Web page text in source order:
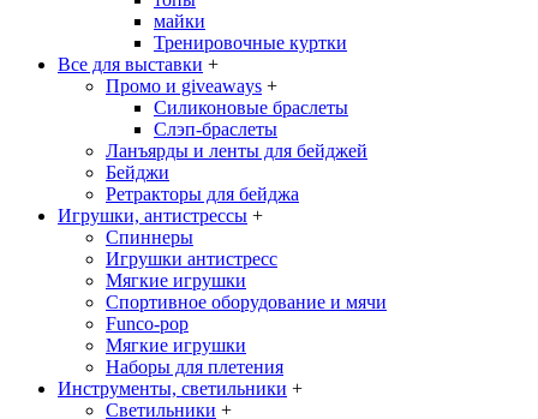
майки
Тренировочные куртки
Все для выставки +
Промо и giveaways +
Силиконовые браслеты
Cлэп-браслеты
Ланъярды и ленты для бейджей
Бейджи
Ретракторы для бейджа
Игрушки, антистрессы +
Спиннеры
Игрушки антистресс
Мягкие игрушки
Спортивное оборудование и мячи
Funco-pop
Мягкие игрушки
Наборы для плетения
Инструменты, светильники +
Светильники +